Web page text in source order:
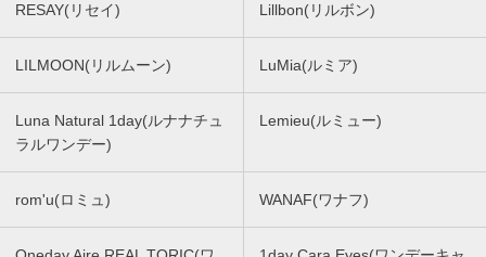
RESAY(リセイ) Lillbon(リルボン)
LILMOON(リルムーン) LuMia(ルミア)
Luna Natural 1day(ルナナチュ
ラルワンデー)
Lemieu(ルミュー)
rom'u(ロミュ) WANAF(ワナフ)